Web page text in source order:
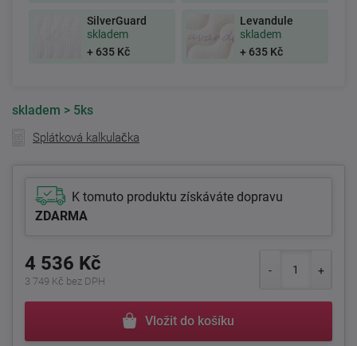
SilverGuard
skladem
+ 635 Kč
Levandule
skladem
+ 635 Kč
skladem > 5ks
Splátková kalkulačka
K tomuto produktu získáváte dopravu
ZDARMA
4 536 Kč
3 749 Kč bez DPH
Vložit do košíku